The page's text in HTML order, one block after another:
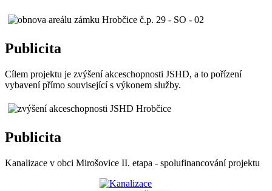
Publicita
Cílem projektu je zvýšení akceschopnosti JSHD, a to pořízení
vybavení přímo související s výkonem služby.
Publicita
Kanalizace v obci Mirošovice II. etapa - spolufinancování projektu